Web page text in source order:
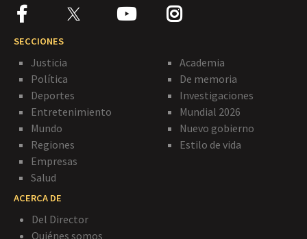
SECCIONES
Justicia
Política
Deportes
Entretenimiento
Mundo
Regiones
Empresas
Salud
Academia
De memoria
Investigaciones
Mundial 2026
Nuevo gobierno
Estilo de vida
ACERCA DE
Del Director
Quiénes somos